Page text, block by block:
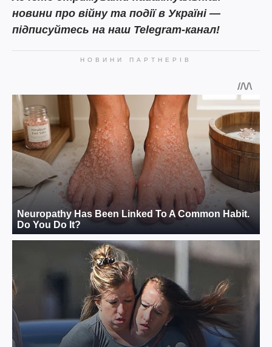
новини про війну та події в Україні —
підписуйтесь на наш Telegram-канал!